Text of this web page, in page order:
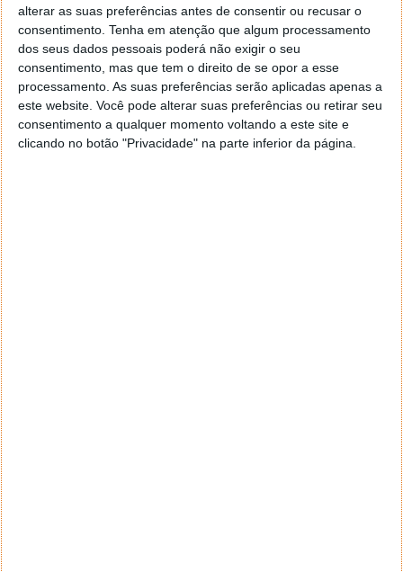
alterar as suas preferências antes de consentir ou recusar o
consentimento. Tenha em atenção que algum processamento
dos seus dados pessoais poderá não exigir o seu
consentimento, mas que tem o direito de se opor a esse
processamento. As suas preferências serão aplicadas apenas a
este website. Você pode alterar suas preferências ou retirar seu
consentimento a qualquer momento voltando a este site e
clicando no botão "Privacidade" na parte inferior da página.
bastante interessante…
No entanto, não sei se terá sido directamente este
programa mas a partir do momento em que o instalei, o
comp. “breackou” uma série de vezes…pára
completamente…tenho de reiniciar no botão do comp…
Não relacionei imediatamente os breaks com este